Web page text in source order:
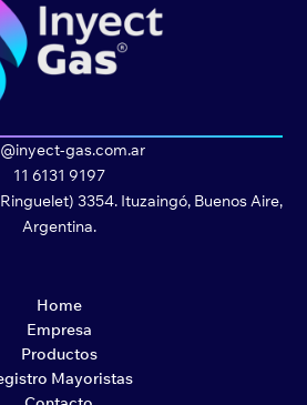
gas.com.ar
11 6131 9197
3354. Ituzaingó, Buenos Aire,
Argentina.
Home
Empresa
Productos
Mayoristas